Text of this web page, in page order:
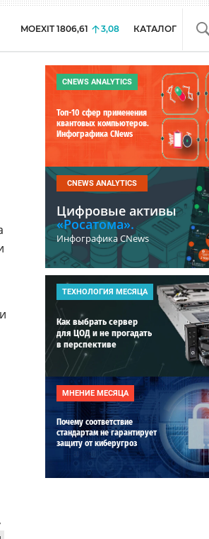
MOEXIT 1806,61 3,08 КАТАЛОГ
CNEWS ANALYTICS
Топ-10 сфер применения
квантовых компьютеров.
Инфографика CNews
CNEWS ANALYTICS
Цифровые активы
«Росатома».
Инфографика CNews
ТЕХНОЛОГИЯ МЕСЯЦА
Как выбрать сервер
для ЦОД и не прогадать
в перспективе
МНЕНИЕ МЕСЯЦА
Почему соответствие
стандартам не гарантирует
защиту от киберугроз